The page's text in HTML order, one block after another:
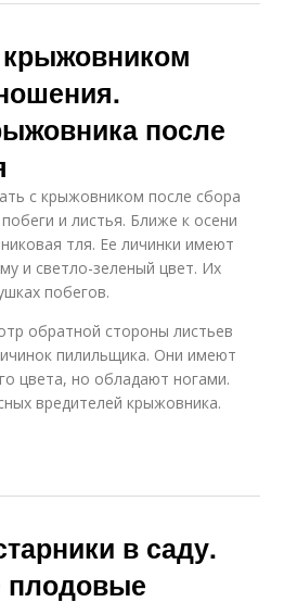
после
с крыжовником после сбора
и листья. Ближе к осени
тля. Ее личинки имеют
и светло-зеленый цвет. Их
побегов.
обратной стороны листьев
пилильщика. Они имеют
цвета, но обладают ногами.
вредителей крыжовника.
в саду.
плодовые